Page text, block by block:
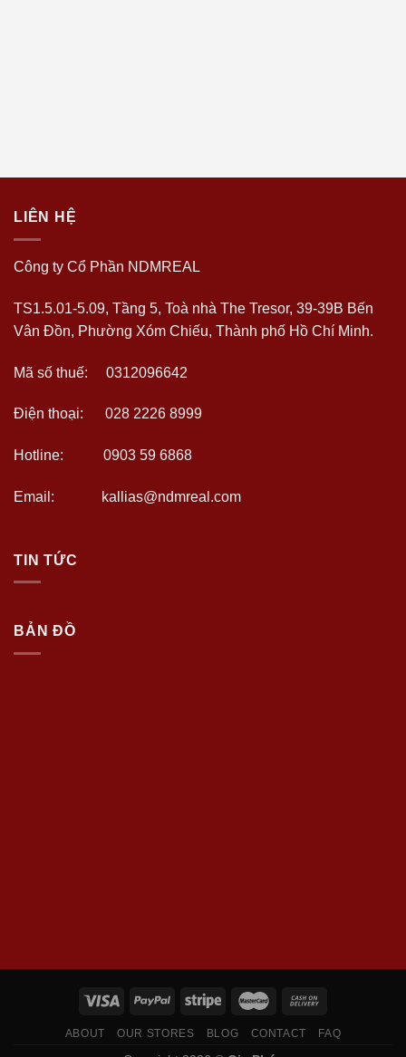
LIÊN HỆ
Công ty Cổ Phần NDMREAL
TS1.5.01-5.09, Tầng 5, Toà nhà The Tresor, 39-39B Bến
Vân Đồn, Phường Xóm Chiếu, Thành phố Hồ Chí Minh.
Mã số thuế: 0312096642
Điện thoại: 028 2226 8999
Hotline: 0903 59 6868
Email: kallias@ndmreal.com
TIN TỨC
BẢN ĐỒ
ABOUT OUR STORES BLOG CONTACT FAQ